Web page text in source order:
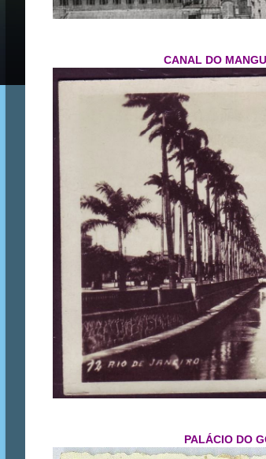
CANAL DO
PALÁCIO DO